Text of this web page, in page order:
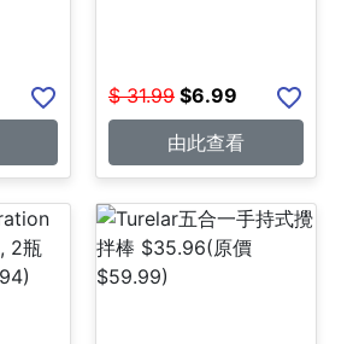
$ 31.99 $6.99
由此查看